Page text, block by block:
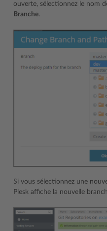
ouverte, sélectionnez le nom
Branche.
Si vous sélectionnez une
Plesk affiche la nouvelle